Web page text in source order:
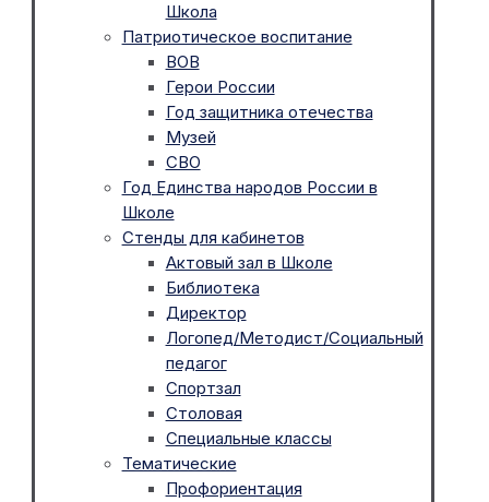
Школа
Патриотическое воспитание
ВОВ
Герои России
Год защитника отечества
Музей
СВО
Год Единства народов России в
Школе
Стенды для кабинетов
Актовый зал в Школе
Библиотека
Директор
Логопед/Методист/Социальный
педагог
Спортзал
Столовая
Специальные классы
Тематические
Профориентация